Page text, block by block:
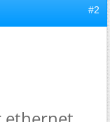
#2